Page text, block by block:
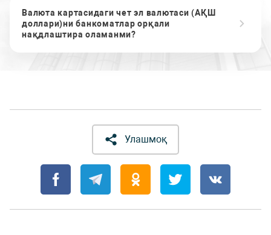
Валюта картасидаги чет эл валютаси (АҚШ
доллари)ни банкоматлар орқали
нақдлаштира оламанми?
Улашмоқ